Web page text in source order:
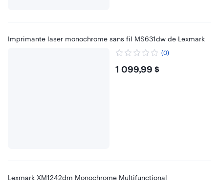
Imprimante laser monochrome sans fil MS631dw de Lexmark
(0)
$1099.99
1 099,99 $
Lexmark XM1242dm Monochrome Multifunctional